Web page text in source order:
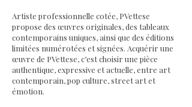
Artiste professionnelle cotée, PVettese
propose des œuvres originales, des tableaux
contemporains uniques, ainsi que des éditions
limitées numérotées et signées. Acquérir une
œuvre de PVettese, c’est choisir une pièce
authentique, expressive et actuelle, entre art
contemporain, pop culture, street art et
émotion.